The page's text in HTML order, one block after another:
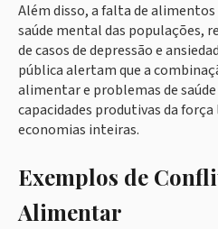
Além disso, a falta de alimentos
saúde mental das populações,
de casos de depressão e
pública alertam que a
alimentar e problemas de
capacidades produtivas da
economias inteiras.
Exemplos de
Alimentar